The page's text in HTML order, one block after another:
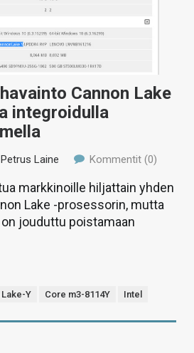
Cannon Lake
integroidulla
Petrus Laine Kommentit (0)
markkinoille hiljattain yhden
Lake -prosessorin, mutta
jouduttu poistamaan
Lake-Y Core m3-8114Y Intel